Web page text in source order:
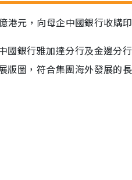
港元，向母企中國銀行收購
國銀行雅加達分行及金邊分
版圖，符合集團海外發展的